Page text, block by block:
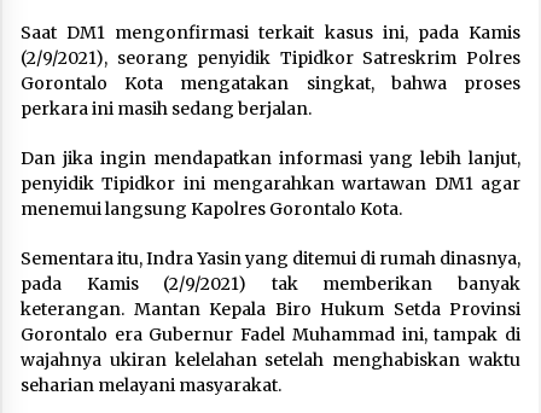
Saat DM1 mengonfirmasi terkait kasus ini, pada Kamis
(2/9/2021), seorang penyidik Tipidkor Satreskrim Polres
Gorontalo Kota mengatakan singkat, bahwa proses
perkara ini masih sedang berjalan.
Dan jika ingin mendapatkan informasi yang lebih lanjut,
penyidik Tipidkor ini mengarahkan wartawan DM1 agar
menemui langsung Kapolres Gorontalo Kota.
Sementara itu, Indra Yasin yang ditemui di rumah dinasnya,
pada Kamis (2/9/2021) tak memberikan banyak
keterangan. Mantan Kepala Biro Hukum Setda Provinsi
Gorontalo era Gubernur Fadel Muhammad ini, tampak di
wajahnya ukiran kelelahan setelah menghabiskan waktu
seharian melayani masyarakat.